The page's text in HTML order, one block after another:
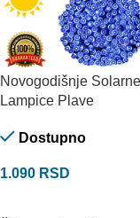
Novogodišnje Solarne
Lampice Plave
Dostupno
1.090 RSD